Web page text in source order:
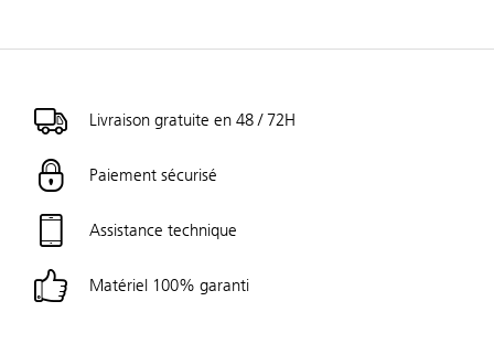
Livraison gratuite en 48 / 72H
Paiement sécurisé
Assistance technique
Matériel 100% garanti